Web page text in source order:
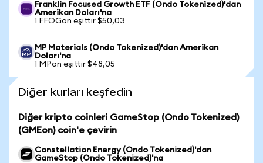
Franklin Focused Growth ETF (Ondo Tokenized)'dan
Amerikan Doları'na
1 FFOGon eşittir $50,03
MP Materials (Ondo Tokenized)'dan Amerikan
Doları'na
1 MPon eşittir $48,05
Diğer kurları keşfedin
Diğer kripto coinleri GameStop (Ondo Tokenized)
(GMEon) coin'e çevirin
Constellation Energy (Ondo Tokenized)'dan
GameStop (Ondo Tokenized)'na